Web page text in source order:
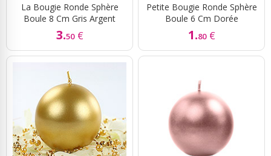
La Bougie Ronde Sphère
Boule 8 Cm Gris Argent
3.50 €
Petite Bougie Ronde Sphère
Boule 6 Cm Dorée
1.80 €